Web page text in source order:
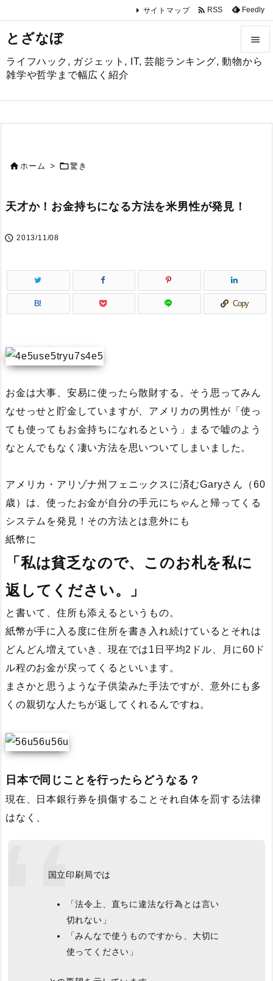
とざなぼ
ライフハック, ガジェット, IT, 芸能ランキング, 動物から
雑学や哲学まで幅広く紹介



サイトマップ  RSS Feedly
ホーム > 驚き
天才か！お金持ちになる方法を米男性が発見！
 2013/11/08
B! Copy
お金は大事、安易に使ったら散財する。そう思ってみん
なせっせと貯金していますが、アメリカの男性が「使っ
ても使ってもお金持ちになれるという」まるで嘘のよう
なとんでもなく凄い方法を思いついてしまいました。
アメリカ・アリゾナ州フェニックスに済むGaryさん（60
歳）は、使ったお金が自分の手元にちゃんと帰ってくる
システムを発見！その方法とは意外にも
紙幣に
「私は貧乏なので、このお札を私に
返してください。」
と書いて、住所も添えるというもの。
紙幣が手に入る度に住所を書き入れ続けているとそれは
どんどん増えていき、現在では1日平均2ドル、月に60ド
ル程のお金が戻ってくるといいます。
まさかと思うような子供染みた手法ですが、意外にも多
くの親切な人たちが返してくれるんですね。
日本で同じことを行ったらどうなる？
現在、日本銀行券を損傷することそれ自体を罰する法律
はなく、
国立印刷局では
「法令上、直ちに違法な行為とは言い
切れない」
「みんなで使うものですから、大切に
使ってください」